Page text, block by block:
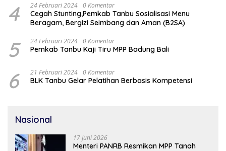
4 24 Februari 2024 0 Komentar
Cegah Stunting,Pemkab Tanbu Sosialisasi Menu
Beragam, Bergizi Seimbang dan Aman (B2SA)
5 24 Februari 2024 0 Komentar
Pemkab Tanbu Kaji Tiru MPP Badung Bali
6 21 Februari 2024 0 Komentar
BLK Tanbu Gelar Pelatihan Berbasis Kompetensi
Nasional
17 Juni 2026
Menteri PANRB Resmikan MPP Tanah